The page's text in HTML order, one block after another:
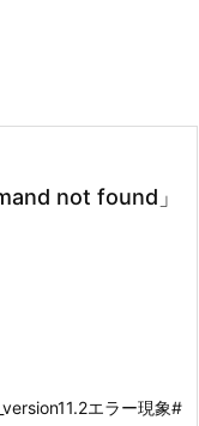
not found」
11.2エラー現象#